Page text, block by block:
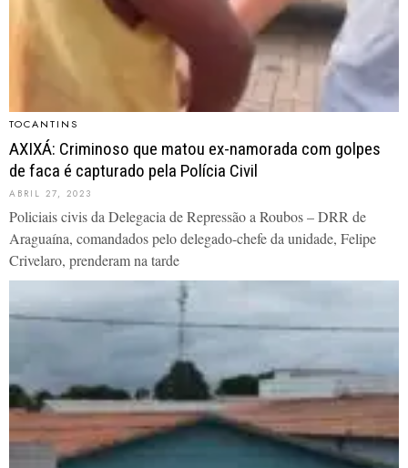
TOCANTINS
AXIXÁ: Criminoso que matou ex-namorada com golpes
de faca é capturado pela Polícia Civil
ABRIL 27, 2023
Policiais civis da Delegacia de Repressão a Roubos – DRR de
Araguaína, comandados pelo delegado-chefe da unidade, Felipe
Crivelaro, prenderam na tarde